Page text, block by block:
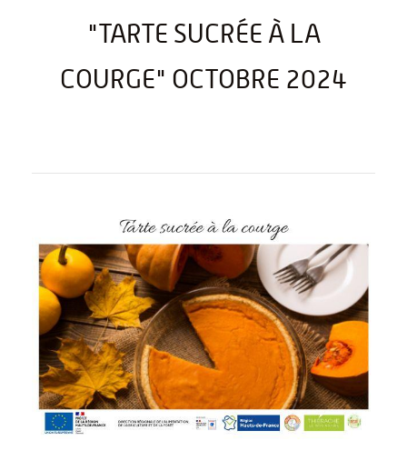
"TARTE SUCRÉE À LA
COURGE" OCTOBRE 2024